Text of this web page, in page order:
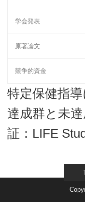
学会発表
原著論文
競争的資金
特定保健指
達成群と未
証：LIFE